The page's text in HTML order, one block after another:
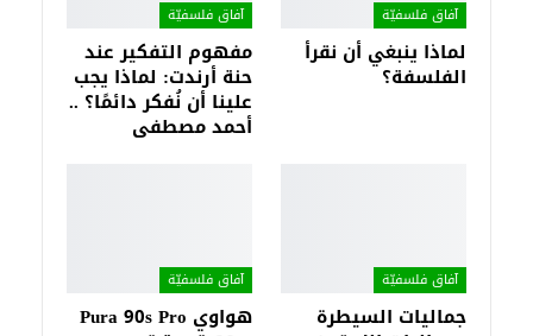
آفاق فلسفيّة‎
لماذا ينبغي أن نقرأ
الفلسفة؟
آفاق فلسفيّة‎
مفهوم التفكير عند
حنة أرندت: لماذا يجب
علينا أن نُفكر دائمًا؟ ..
أحمد مصطفى
آفاق فلسفيّة‎
جماليات السيطرة
آفاق فلسفيّة‎
هواوي Pura 90s Pro